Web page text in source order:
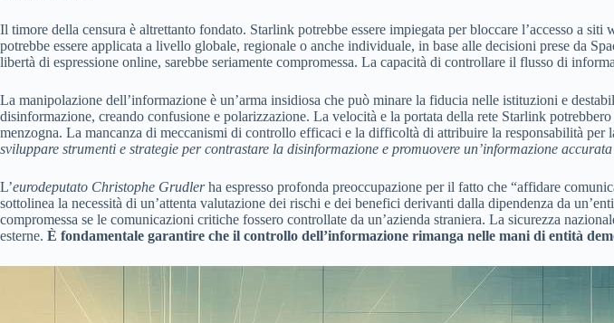
Il timore della censura è altrettanto fondato. Starlink potrebbe essere impiegata per bloccare l’accesso a
potrebbe essere applicata a livello globale, regionale o anche individuale, in base alle decisioni prese da
libertà di espressione online, sarebbe seriamente compromessa. La capacità di controllare il flusso di
La manipolazione dell’informazione è un’arma insidiosa che può minare la fiducia nelle istituzioni e
disinformazione, creando confusione e polarizzazione. La velocità e la portata della rete Starlink
menzogna. La mancanza di meccanismi di controllo efficaci e la difficoltà di attribuire la responsabilità
sviluppare strumenti e strategie per contrastare la disinformazione e promuovere un’informazione
L’eurodeputato Christophe Grudlerha espresso profonda preoccupazione per il fatto che “affidare
sottolinea la necessità di un’attenta valutazione dei rischi e dei benefici derivanti dalla dipendenza da
compromessa se le comunicazioni critiche fossero controllate da un’azienda straniera. La sicurezza
esterne. È fondamentale garantire che il controllo dell’informazione rimanga nelle mani di entità